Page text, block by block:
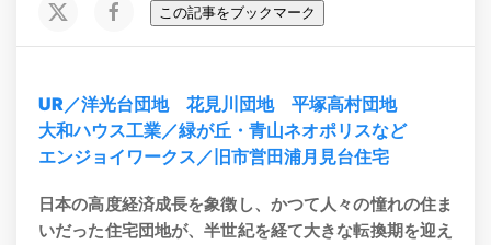
この記事をブックマーク
UR／洋光台団地 花見川団地 平塚高村団地
大和ハウス工業／緑が丘・青山ネオポリスなど
エンジョイワークス／旧市営田浦月見台住宅
日本の高度経済成長を象徴し、かつて人々の憧れの住ま
いだった住宅団地が、半世紀を経て大きな転換期を迎え